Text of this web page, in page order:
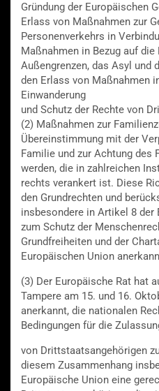
Gründung der Europäischen
Erlass von Maßnahmen zur
Personenverkehrs in
Maßnahmen in Bezug auf
Außengrenzen, das Asyl und
den Erlass von Maßnahmen
Einwanderung
und Schutz der Rechte von
(2) Maßnahmen zur
Übereinstimmung mit der
Familie und zur Achtung des
werden, die in zahlreichen
rechts verankert ist. Diese
den Grundrechten und
insbesondere in Artikel 8 der
zum Schutz der
Grundfreiheiten und der
Europäischen Union
(3) Der Europäische Rat hat
Tampere am 15. und 16.
anerkannt, die nationalen
Bedingungen für die
von Drittstaatsangehörigen
diesem Zusammenhang
Europäische Union eine